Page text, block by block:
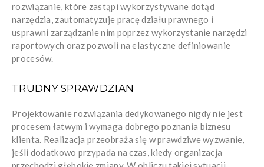
rozwiązanie, które zastąpi wykorzystywane dotąd
narzędzia, zautomatyzuje pracę działu prawnego i
usprawni zarządzanie nim poprzez wykorzystanie narzędzi
raportowych oraz pozwoli na elastyczne definiowanie
procesów.
TRUDNY SPRAWDZIAN
Projektowanie rozwiązania dedykowanego nigdy nie jest
procesem łatwym i wymaga dobrego poznania biznesu
klienta. Realizacja przeobraża się w prawdziwe wyzwanie,
jeśli dodatkowo przypada na czas, kiedy organizacja